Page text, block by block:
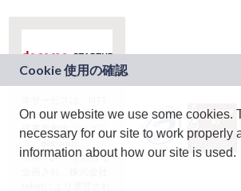
ドコモグループの新
規事業創出プログラ
ム「docomo
STARTUP」を通じて
On our website we use some cookies.
necessary for our site to work properly
information about how our site is used.